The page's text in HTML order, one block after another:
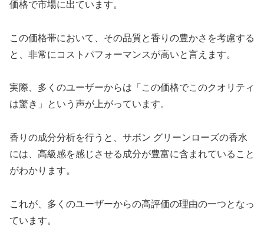
価格で市場に出ています。
この価格帯において、その品質と香りの豊かさを考慮する
と、非常にコストパフォーマンスが高いと言えます。
実際、多くのユーザーからは「この価格でこのクオリティ
は驚き」という声が上がっています。
香りの成分分析を行うと、サボン グリーンローズの香水
には、高級感を感じさせる成分が豊富に含まれていること
がわかります。
これが、多くのユーザーからの高評価の理由の一つとなっ
ています。